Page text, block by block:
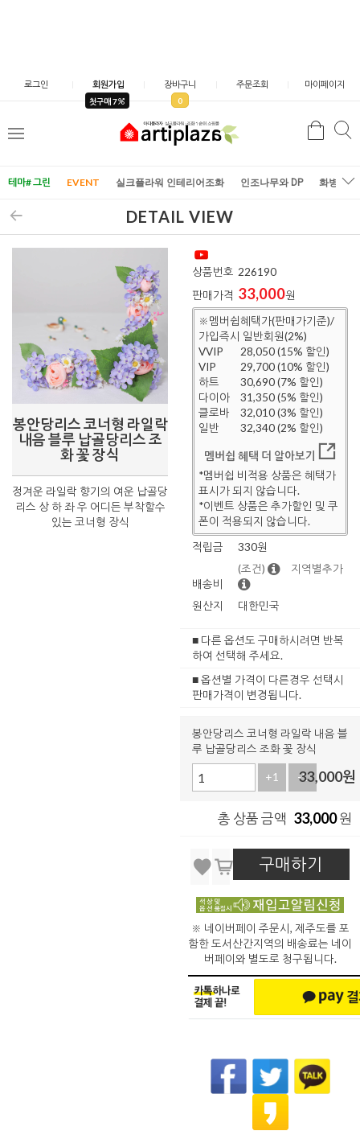
로그인 회원가입
첫구매 7
장바구니
0
주문조회 마이페이지
메
검
테마# 그린 EVENT 실크플라워 인테리어조화 인조나무와 DP 화병/화
DETAIL VIEW
봉안당리스 코너형 라일락
내음 블루 납골당리스 조
화 꽃 장식
정겨운 라일락 향기의 여운 납골당
리스 상 하 좌 우 어디든 부착할수
있는 코너형 장식
상품번호 226190
판매가격 33,000원
※멤버쉽혜택가(판매가기준)/
가입즉시 일반회원(2%)
VVIP
28,050 (15% 할인)
VIP
29,700 (10% 할인)
하트
30,690 (7% 할인)
다이아
31,350 (5% 할인)
클로바
32,010 (3% 할인)
일반
32,340 (2% 할인)
멤버쉽 혜택 더 알아보기
*멤버쉽 비적용 상품은 혜택가
표시가 되지 않습니다.
*이벤트 상품은 추가할인 및 쿠
폰이 적용되지 않습니다.
적립금
330원
배송비
(조건) 지역별추가
원산지 대한민국
■ 다른 옵션도 구매하시려면 반복
하여 선택해 주세요.
■ 옵션별 가격이 다른경우 선택시
판매가격이 변경됩니다.
봉안당리스 코너형 라일락 내음 블
루 납골당리스 조화 꽃 장식
+1 -1
33,000원
총 상품 금액 33,000원
구매하기
※ 네이버페이 주문시, 제주도를 포
함한 도서산간지역의 배송료는 네이
버페이와 별도로 청구됩니다.